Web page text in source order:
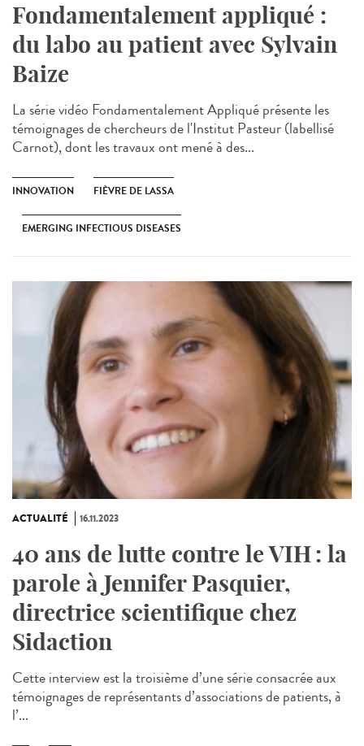
Fondamentalement appliqué :
du labo au patient avec Sylvain
Baize
La série vidéo Fondamentalement Appliqué présente les
témoignages de chercheurs de l'Institut Pasteur (labellisé
Carnot), dont les travaux ont mené à des...
INNOVATION FIÈVRE DE LASSA
EMERGING INFECTIOUS DISEASES
ACTUALITÉ 16.11.2023
40 ans de lutte contre le VIH : la
parole à Jennifer Pasquier,
directrice scientifique chez
Sidaction
Cette interview est la troisième d’une série consacrée aux
témoignages de représentants d’associations de patients, à
l’...